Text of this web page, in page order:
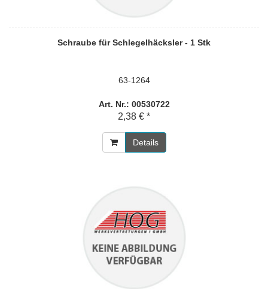
Schraube für Schlegelhäcksler - 1 Stk
63-1264
Art. Nr.: 00530722
2,38 € *
Details